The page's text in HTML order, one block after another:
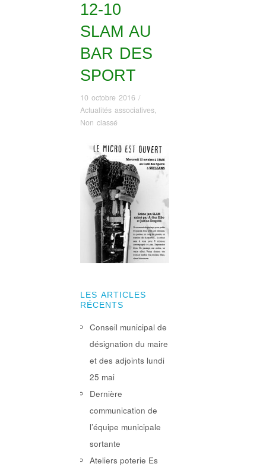
12-10
SLAM AU
BAR DES
SPORT
10 octobre 2016 /
Actualités associatives,
Non classé
LES ARTICLES
RÉCENTS
Conseil municipal de
désignation du maire
et des adjoints lundi
25 mai
Dernière
communication de
l’équipe municipale
sortante
Ateliers poterie Es